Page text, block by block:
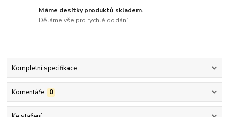
Máme desítky produktů skladem.
Děláme vše pro rychlé dodání.
Kompletní specifikace
Komentáře 0